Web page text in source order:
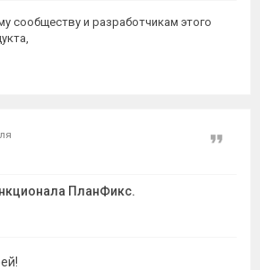
сообществу и разработчикам этого
ПланФикс.
Цитата